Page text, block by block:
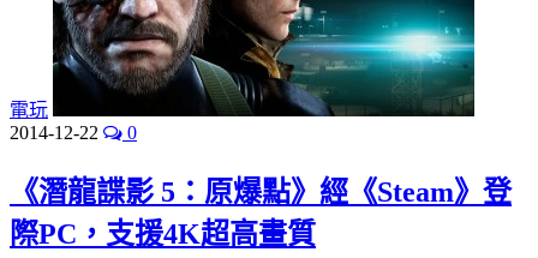
電玩
2014-12-22
0
《潛龍諜影 5：原爆點》經《Steam》登
際PC，支援4K超高畫質